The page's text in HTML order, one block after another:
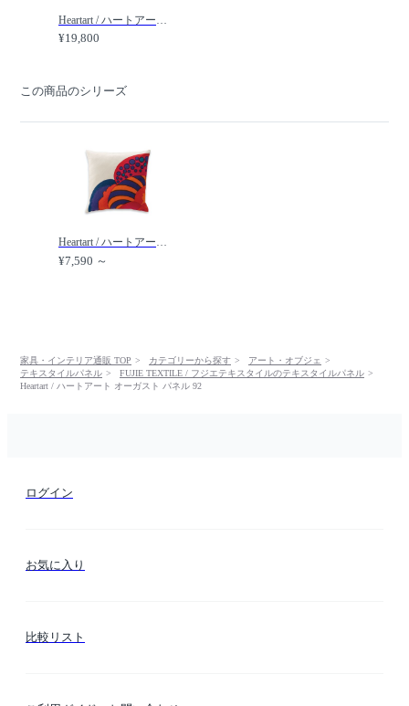
¥19,800
この商品のシリーズ
¥7,590 ～
家具・インテリア通販 TOP カテゴリーから探す
アート・オブジェ
テキスタイルパネル
FUJIE TEXTILE / フジエテキスタイルのテキスタイルパネル
Heartart / ハートアート オーガスト パネル 92
ログイン
お気に入り
比較リスト